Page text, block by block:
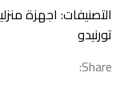
التصنيفات: اجهزة
تورنيدو
Share: